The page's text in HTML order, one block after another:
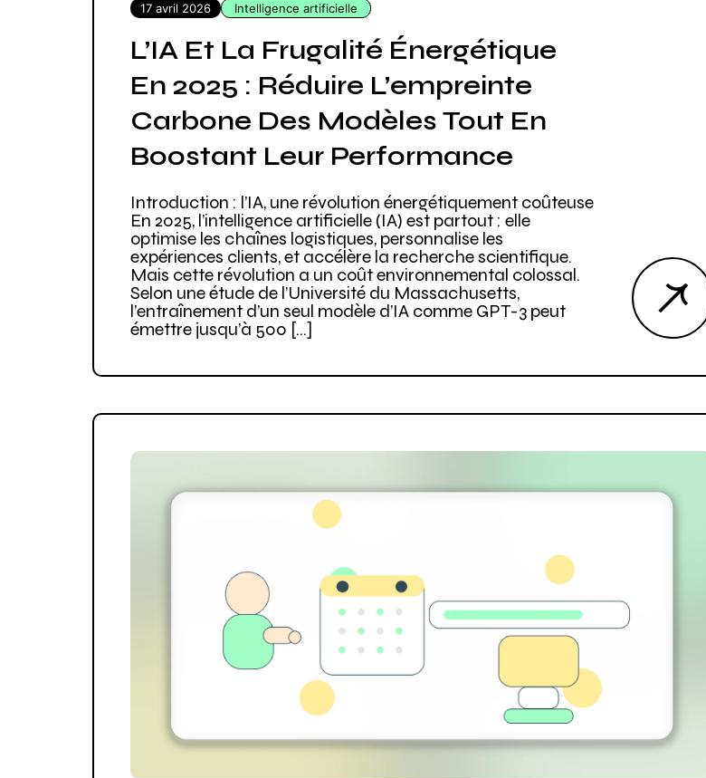
17 avril 2026 Intelligence artificielle
L’IA Et La Frugalité Énergétique
En 2025 : Réduire L’empreinte
Carbone Des Modèles Tout En
Boostant Leur Performance
Introduction : l’IA, une révolution énergétiquement coûteuse
En 2025, l’intelligence artificielle (IA) est partout : elle
optimise les chaînes logistiques, personnalise les
expériences clients, et accélère la recherche scientifique.
Mais cette révolution a un coût environnemental colossal.
Selon une étude de l’Université du Massachusetts,
l’entraînement d’un seul modèle d’IA comme GPT-3 peut
émettre jusqu’à 500 […]